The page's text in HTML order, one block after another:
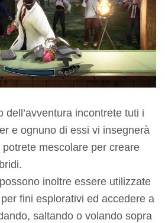
dell’avventura incontrete tuti i
e ognuno di essi vi insegnerà
potrete mescolare per creare
inoltre essere utilizzate
fini esplorativi ed accedere a
saltando o volando sopra